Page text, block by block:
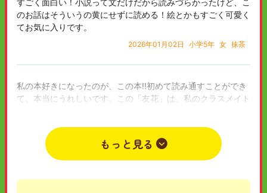
すごく面白い！小説って文だけだから読みづらかったけど、こ
のお話はそういうの黄にせずに読める！絵とかもすごく可愛く
てお気に入りです。
2026年01月02日 小学5年 女 抹茶
私の本好きになったのが、この本!!初めて読み通すことができ
て、本当にうれしいです。この「友花」は、私のクラスメイト
います!!
女
もっと見る